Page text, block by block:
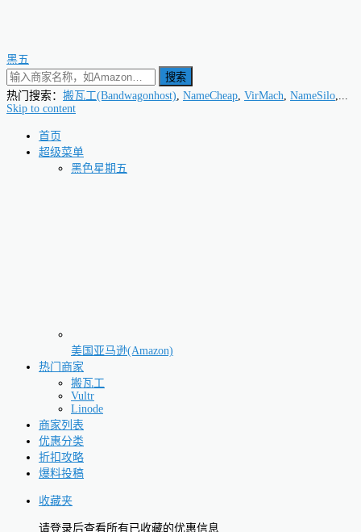
黑五
搜索
热门搜索： 搬瓦工(Bandwagonhost), NameCheap, VirMach, NameSilo,...
Skip to content
首页
超级菜单
黑色星期五
美国亚马逊(Amazon)
热门商家
搬瓦工
Vultr
Linode
商家列表
优惠分类
折扣攻略
爆料投稿
收藏夹
请登录后查看所有已收藏的优惠信息